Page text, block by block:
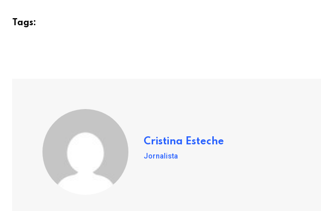
Tags:
Cristina Esteche
Jornalista